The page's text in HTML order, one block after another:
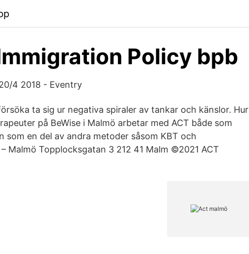
Policy bpb
4 2018 - Eventry
ta sig ur negativa spiraler av tankar och känslor. Hur
på BeWise i Malmö arbetar med ACT både som
som en del av andra metoder såsom KBT och
Malmö Topplocksgatan 3 212 41 Malm ©2021 ACT